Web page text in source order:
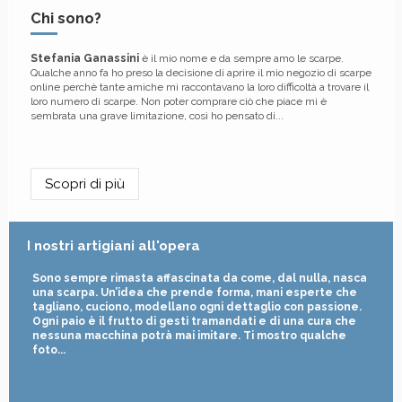
Chi sono?
Stefania Ganassini è il mio nome e da sempre amo le scarpe.
Qualche anno fa ho preso la decisione di aprire il mio negozio di scarpe
online perchè tante amiche mi raccontavano la loro difficoltà a trovare il
loro numero di scarpe. Non poter comprare ciò che piace mi è
sembrata una grave limitazione, così ho pensato di...
Scopri di più
I nostri artigiani all'opera
Sono sempre rimasta affascinata da come, dal nulla, nasca
una scarpa. Un’idea che prende forma, mani esperte che
tagliano, cuciono, modellano ogni dettaglio con passione.
Ogni paio è il frutto di gesti tramandati e di una cura che
nessuna macchina potrà mai imitare. Ti mostro qualche
foto...